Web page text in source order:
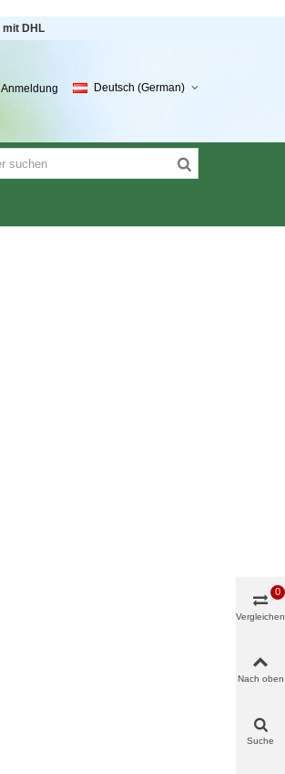
mit DHL
Anmeldung Deutsch (German)
Vergleichen
0
Nach oben
Suche